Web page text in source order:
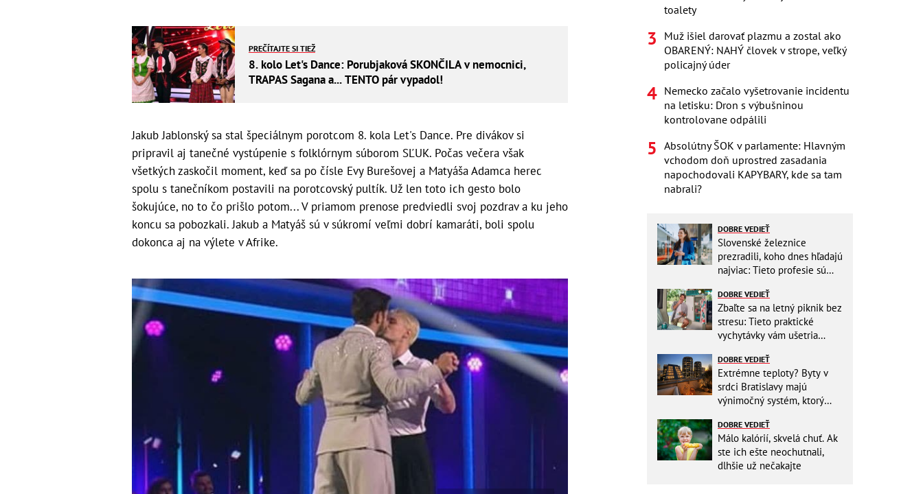
PREČÍTAJTE SI TIEŽ
8. kolo Let's Dance: Porubjaková SKONČILA v nemocnici,
TRAPAS Sagana a... TENTO pár vypadol!
Jakub Jablonský sa stal špeciálnym porotcom 8. kola Let's Dance. Pre divákov si
pripravil aj tanečné vystúpenie s folklórnym súborom SĽUK. Počas večera však
všetkých zaskočil moment, keď sa po čísle Evy Burešovej a Matyáša Adamca herec
spolu s tanečníkom postavili na porotcovský pultík. Už len toto ich gesto bolo
šokujúce, no to čo prišlo potom... V priamom prenose predviedli svoj pozdrav a ku jeho
koncu sa pobozkali. Jakub a Matyáš sú v súkromí veľmi dobrí kamaráti, boli spolu
dokonca aj na výlete v Afrike.
toalety
Muž išiel darovať plazmu a zostal ako
OBARENÝ: NAHÝ človek v strope, veľký
policajný úder
Nemecko začalo vyšetrovanie incidentu
na letisku: Dron s výbušninou
kontrolovane odpálili
Absolútny ŠOK v parlamente: Hlavným
vchodom doň uprostred zasadania
napochodovali KAPYBARY, kde sa tam
nabrali?
DOBRE VEDIEŤ
Slovenské železnice
prezradili, koho dnes hľadajú
najviac: Tieto profesie sú
DOBRE VEDIEŤ
Zbaľte sa na letný piknik bez
stresu: Tieto praktické
vychytávky vám ušetria
DOBRE VEDIEŤ
Extrémne teploty? Byty v
srdci Bratislavy majú
výnimočný systém, ktorý
DOBRE VEDIEŤ
Málo kalórií, skvelá chuť. Ak
ste ich ešte neochutnali,
dlhšie už nečakajte